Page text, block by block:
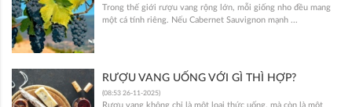
Trong thế giới rượu vang rộng lớn, mỗi giống nho đều mang
một cá tính riêng. Nếu Cabernet Sauvignon mạnh ...
RƯỢU VANG UỐNG VỚI GÌ THÌ HỢP?
(08:53 26-11-2025)
Rượu vang không chỉ là một loại thức uống, mà còn là một